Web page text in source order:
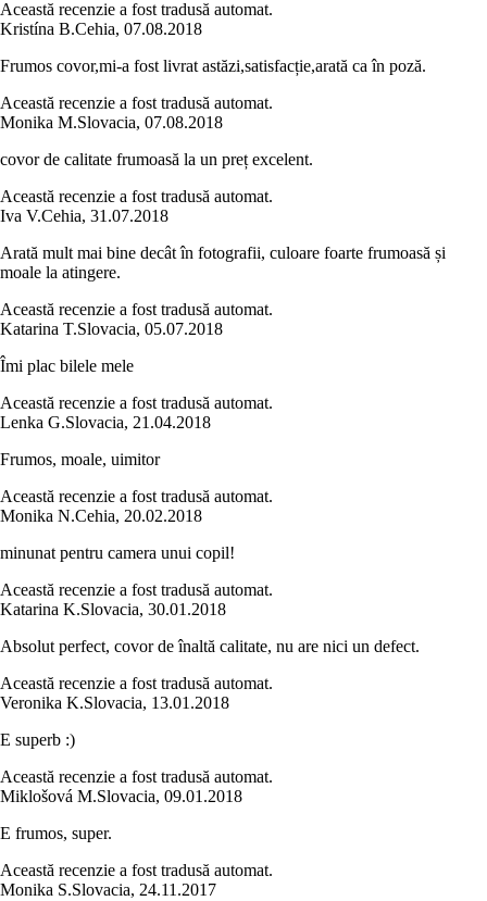
Această recenzie a fost tradusă automat.
Kristína B.Cehia, 07.08.2018
Frumos covor,mi-a fost livrat astăzi,satisfacție,arată ca în poză.
Această recenzie a fost tradusă automat.
Monika M.Slovacia, 07.08.2018
covor de calitate frumoasă la un preț excelent.
Această recenzie a fost tradusă automat.
Iva V.Cehia, 31.07.2018
Arată mult mai bine decât în fotografii, culoare foarte frumoasă și
moale la atingere.
Această recenzie a fost tradusă automat.
Katarina T.Slovacia, 05.07.2018
Îmi plac bilele mele
Această recenzie a fost tradusă automat.
Lenka G.Slovacia, 21.04.2018
Frumos, moale, uimitor
Această recenzie a fost tradusă automat.
Monika N.Cehia, 20.02.2018
minunat pentru camera unui copil!
Această recenzie a fost tradusă automat.
Katarina K.Slovacia, 30.01.2018
Absolut perfect, covor de înaltă calitate, nu are nici un defect.
Această recenzie a fost tradusă automat.
Veronika K.Slovacia, 13.01.2018
E superb :)
Această recenzie a fost tradusă automat.
Miklošová M.Slovacia, 09.01.2018
E frumos, super.
Această recenzie a fost tradusă automat.
Monika S.Slovacia, 24.11.2017